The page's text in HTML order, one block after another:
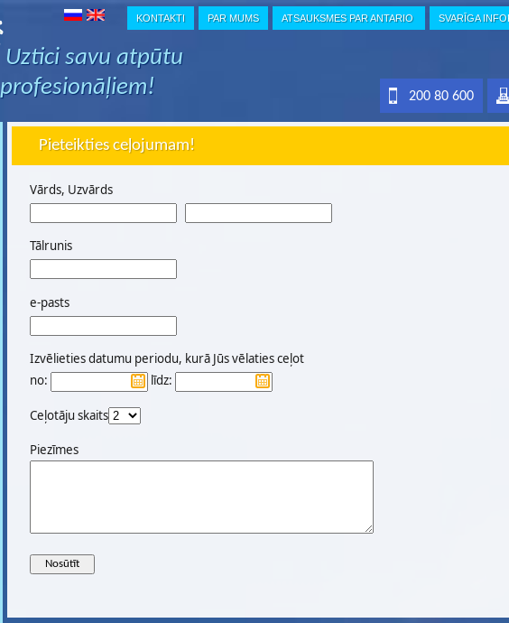
KONTAKTI PAR MUMS ATSAUKSMES PAR ANTARIO SVARĪGA
Uztici savu atpūtu
profesionāļiem!
200 80 600
Pieteikties ceļojumam!
Vārds, Uzvārds
Tālrunis
e-pasts
Izvēlieties datumu periodu, kurā Jūs vēlaties ceļot
no:
līdz:
Ceļotāju skaits
Piezīmes